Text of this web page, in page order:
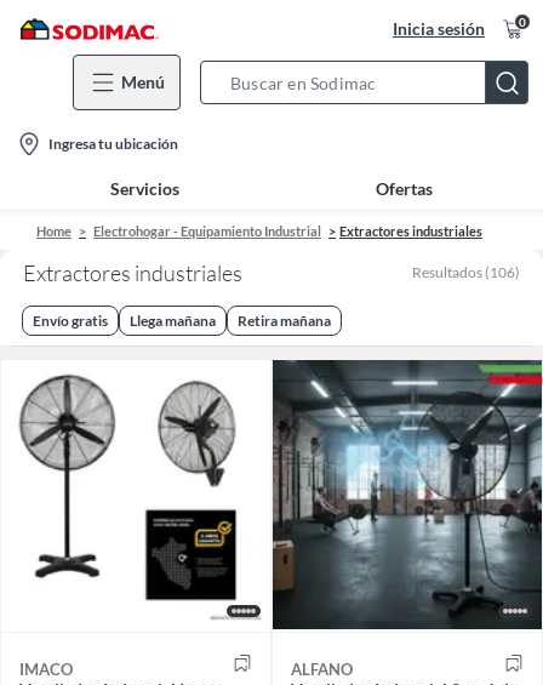
Inicia sesión 0
Menú
Bar
location-
icon
Ingresa tu ubicación
Servicios Ofertas
Home Electrohogar - Equipamiento Industrial Extractores industriales
Extractores industriales Resultados (106)
Envío gratis Llega mañana Retira mañana
IMACO ALFANO